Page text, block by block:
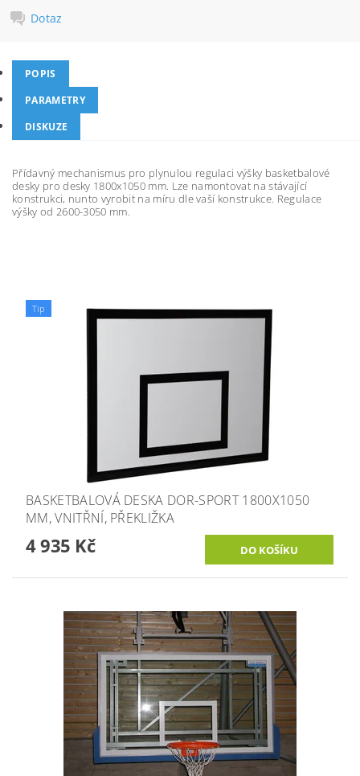
Dotaz
POPIS
PARAMETRY
DISKUZE
Přídavný mechanismus pro plynulou regulaci výšky basketbalové
desky pro desky 1800x1050 mm. Lze namontovat na stávající
konstrukci, nunto vyrobit na míru dle vaší konstrukce. Regulace
výšky od 2600-3050 mm.
Tip
BASKETBALOVÁ DESKA DOR-SPORT 1800X1050
MM, VNITŘNÍ, PŘEKLIŽKA
4 935 Kč